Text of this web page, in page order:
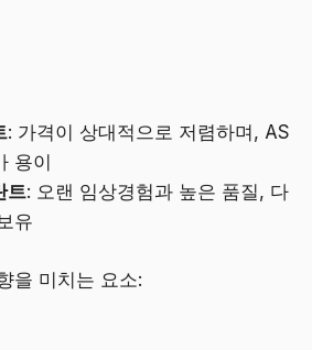
: 가격이 상대적으로 저렴하며, AS
용이
트: 오랜 임상경험과 높은 품질, 다
유
을 미치는 요소: